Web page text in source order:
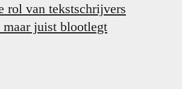
rol van tekstschrijvers
juist blootlegt